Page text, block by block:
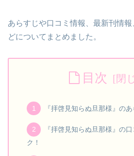
あらすじや口コミ情報、最新刊情
どについてまとめました。
目次
『拝啓見知らぬ旦那様』の
『拝啓見知らぬ旦那様』の
ク！